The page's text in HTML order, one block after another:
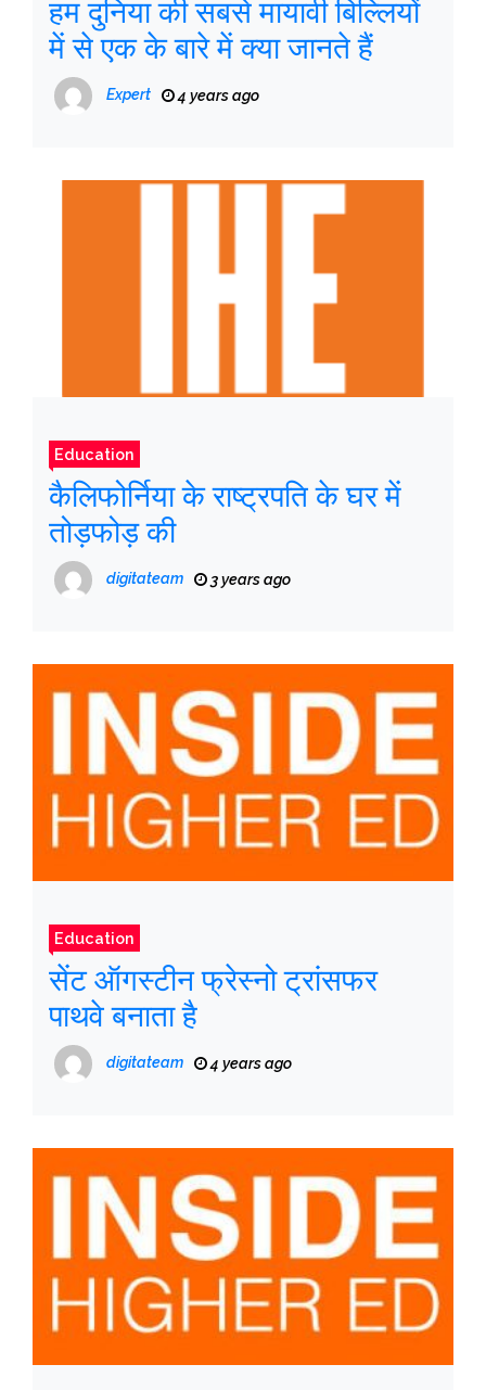
हम दुनिया की सबसे मायावी बिल्लियों
में से एक के बारे में क्या जानते हैं
Expert 4 years ago
Education
कैलिफोर्निया के राष्ट्रपति के घर में
तोड़फोड़ की
digitateam 3 years ago
Education
सेंट ऑगस्टीन फ्रेस्नो ट्रांसफर
पाथवे बनाता है
digitateam 4 years ago